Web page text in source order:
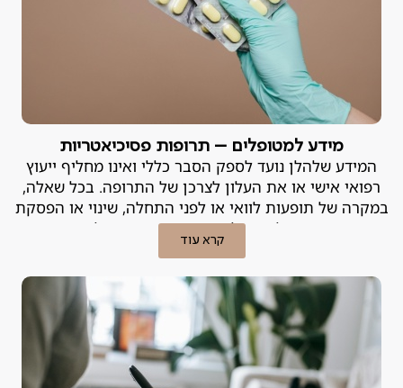
מידע למטופלים – תרופות פסיכיאטריות
המידע שלהלן נועד לספק הסבר כללי ואינו מחליף ייעוץ
רפואי אישי או את העלון לצרכן של התרופה. בכל שאלה,
במקרה של תופעות לוואי או לפני התחלה, שינוי או הפסקת
טיפול – יש להייועץ ברופא המטפל.
קרא עוד